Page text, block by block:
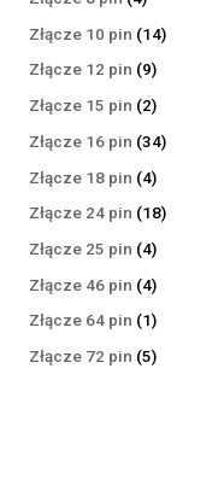
produkty
Złącze 10 pin 1414
Złącze 12 pin 99
produktów
Złącze 15 pin 22
produkty
Złącze 16 pin 3434
Złącze 18 pin 44
produkty
Złącze 24 pin 1818
Złącze 25 pin 44
produkty
Złącze 46 pin 44
produkty
Złącze 64 pin 11
produkt
Złącze 72 pin 55